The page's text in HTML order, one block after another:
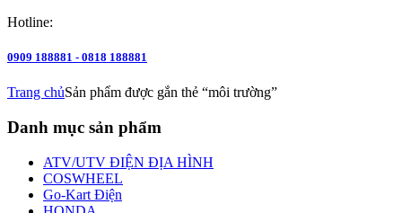
Hotline:
0909 188881 - 0818 188881
Trang chủSản phẩm được gắn thẻ “môi trường”
Danh mục sản phẩm
ATV/UTV ĐIỆN ĐỊA HÌNH
COSWHEEL
Go-Kart Điện